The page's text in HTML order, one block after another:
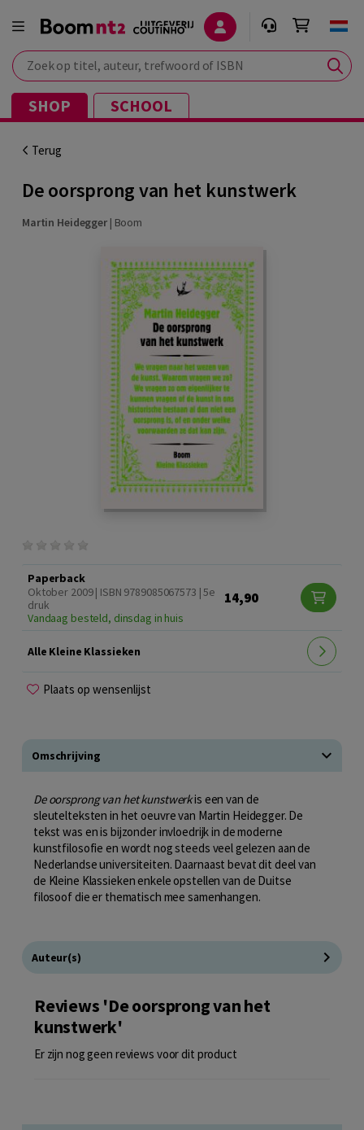
Zoek op titel, auteur, trefwoord of ISBN
SHOP SCHOOL
Terug
De oorsprong van het kunstwerk
Martin Heidegger| Boom
Paperback
Oktober 2009 | ISBN 9789085067573 | 5e
druk
Vandaag besteld, dinsdag in huis
14,90
Alle Kleine Klassieken
Plaats op wensenlijst
Omschrijving
De oorsprong van het kunstwerkis een van de
sleutelteksten in het oeuvre van Martin Heidegger. De
tekst was en is bijzonder invloedrijk in de moderne
kunstfilosofie en wordt nog steeds veel gelezen aan de
Nederlandse universiteiten. Daarnaast bevat dit deel van
de Kleine Klassieken enkele opstellen van de Duitse
filosoof die er thematisch mee samenhangen.
Auteur(s)
Reviews 'De oorsprong van het
kunstwerk'
Er zijn nog geen reviews voor dit product